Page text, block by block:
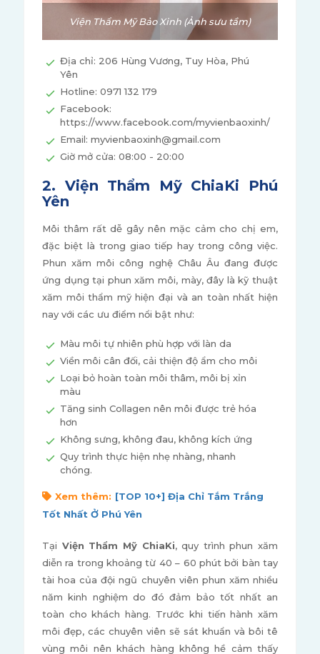
Viện Thẩm Mỹ Bảo Xinh (Ảnh sưu tầm)
Địa chỉ: 206 Hùng Vương, Tuy Hòa, Phú
Yên
Hotline: 0971 132 179
Facebook:
https://www.facebook.com/myvienbaoxinh/
Email: myvienbaoxinh@gmail.com
Giờ mở cửa: 08:00 - 20:00
2. Viện Thẩm Mỹ ChiaKi Phú
Yên
Môi thâm rất dễ gây nên mặc cảm cho chị em,
đặc biệt là trong giao tiếp hay trong công việc.
Phun xăm môi công nghệ Châu Âu đang được
ứng dụng tại phun xăm môi, mày, đây là kỹ thuật
xăm môi thẩm mỹ hiện đại và an toàn nhất hiện
nay với các ưu điểm nổi bật như:
Màu môi tự nhiên phù hợp với làn da
Viền môi cân đối, cải thiện độ ẩm cho môi
Loại bỏ hoàn toàn môi thâm, môi bị xỉn
màu
Tăng sinh Collagen nên môi được trẻ hóa
hơn
Không sưng, không đau, không kích ứng
Quy trình thực hiện nhẹ nhàng, nhanh
chóng.
Xem thêm: [TOP 10+] Địa Chỉ Tắm Trắng
Tốt Nhất Ở Phú Yên
Tại Viện Thẩm Mỹ ChiaKi, quy trình phun xăm
diễn ra trong khoảng từ 40 – 60 phút bởi bàn tay
tài hoa của đội ngũ chuyên viên phun xăm nhiều
năm kinh nghiệm do đó đảm bảo tốt nhất an
toàn cho khách hàng. Trước khi tiến hành xăm
môi đẹp, các chuyên viên sẽ sát khuẩn và bôi tê
vùng môi nên khách hàng không hề cảm thấy